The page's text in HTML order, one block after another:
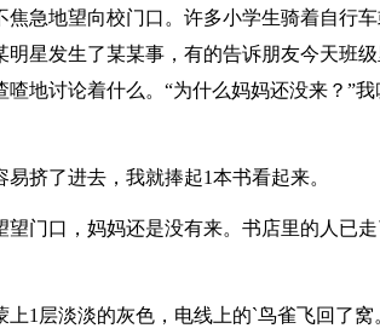
急地望向校门口。许多小学生骑着自行车
星发生了某某事，有的告诉朋友今天班
地讨论着什么。“为什么妈妈还没来？”
挤了进去，我就捧起1本书看起来。
望门口，妈妈还是没有来。书店里的人已
1层淡淡的灰色，电线上的`鸟雀飞回了